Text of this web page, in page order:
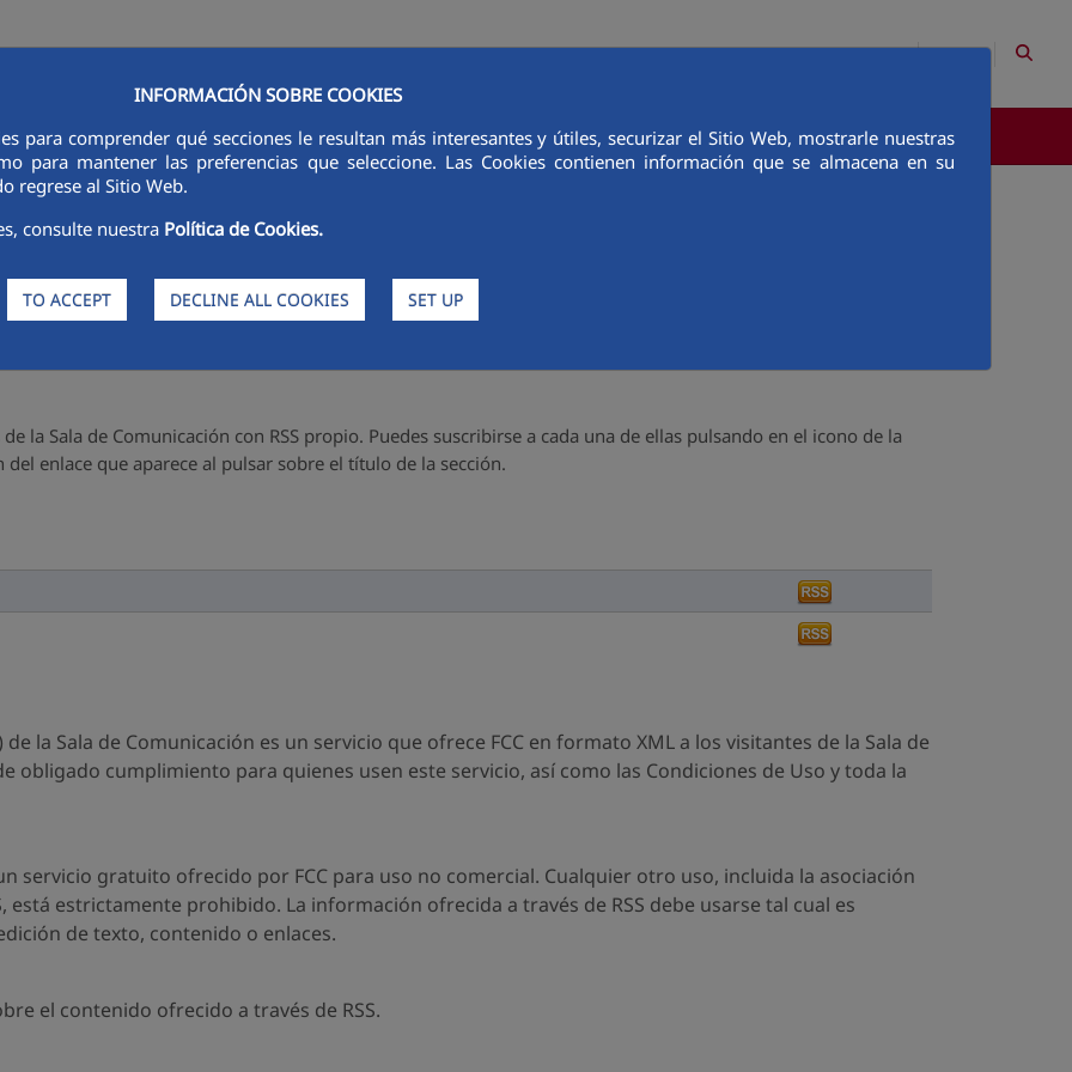
INFORMACIÓN SOBRE COOKIES
para comprender qué secciones le resultan más interesantes y útiles, securizar el Sitio Web, mostrarle nuestras
para mantener las preferencias que seleccione. Las Cookies contienen información que se almacena en su
regrese al Sitio Web.
consulte nuestra Política de Cookies.
TO ACCEPT DECLINE ALL COOKIES SET UP
Site Map Contact EN
LINES OF ACTIVITY SUSTAINABILITY ETHICS AND INTEGRITY COMMUNICATION
- RSS
la Sala de Comunicación con RSS propio. Puedes suscribirse a cada una de ellas pulsando en el icono de la
enlace que aparece al pulsar sobre el título de la sección.
) de la Sala de Comunicación es un servicio que ofrece FCC en formato XML a los visitantes de la Sala de
obligado cumplimiento para quienes usen este servicio, así como las Condiciones de Uso y toda la
servicio gratuito ofrecido por FCC para uso no comercial. Cualquier otro uso, incluida la asociación
está estrictamente prohibido. La información ofrecida a través de RSS debe usarse tal cual es
de texto, contenido o enlaces.
el contenido ofrecido a través de RSS.